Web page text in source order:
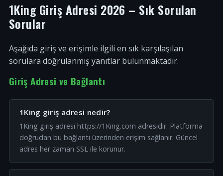
1King Giriş Adresi 2026 – Sık Sorulan
Sorular
Aşağıda giriş ve erişimle ilgili en sık karşılaşılan
sorulara doğrulanmış yanıtlar bulunmaktadır.
Giriş Adresi ve Bağlantı
1King giriş adresi nedir?
1King giriş adresi https://1King.com adresidir. Platforma
doğrudan bu bağlantı üzerinden erişim sağlanır. Güncel
adres her zaman SSL ile korunur.